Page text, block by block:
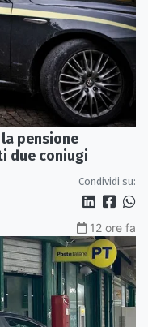
pensione
due coniugi
Condividi su:
12 ore fa